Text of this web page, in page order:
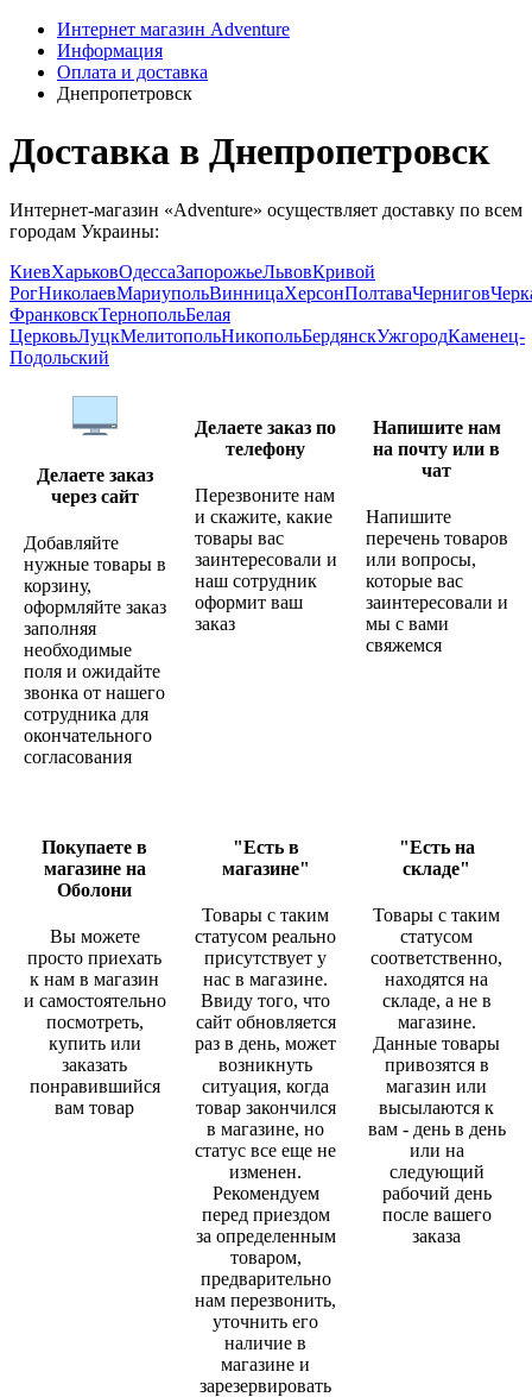
Интернет магазин Adventure
Информация
Оплата и доставка
Днепропетровск
Доставка в Днепропетровск
Интернет-магазин «Adventure» осуществляет доставку по всем
городам Украины:
КиевХарьковОдессаЗапорожьеЛьвовКривой
РогНиколаевМариупольВинницаХерсонПолтаваЧернигов
ФранковскТернопольБелая
ЦерковьЛуцкМелитопольНикопольБердянскУжгородКаменец-
Подольский
Делаете заказ
через сайт
Добавляйте
нужные товары в
корзину,
оформляйте заказ
заполняя
необходимые
поля и ожидайте
звонка от нашего
сотрудника для
окончательного
согласования
Делаете заказ по
телефону
Перезвоните нам
и скажите, какие
товары вас
заинтересовали и
наш сотрудник
оформит ваш
заказ
Напишите нам
на почту или в
чат
Напишите
перечень товаров
или вопросы,
которые вас
заинтересовали и
мы с вами
свяжемся
Покупаете в
магазине на
Оболони
Вы можете
просто приехать
к нам в магазин
и самостоятельно
посмотреть,
купить или
заказать
понравившийся
вам товар
"Есть в
магазине"
Товары с таким
статусом реально
присутствует у
нас в магазине.
Ввиду того, что
сайт обновляется
раз в день, может
возникнуть
ситуация, когда
товар закончился
в магазине, но
статус все еще не
изменен.
Рекомендуем
перед приездом
за определенным
товаром,
предварительно
нам перезвонить,
уточнить его
наличие в
магазине и
зарезервировать
"Есть на
складе"
Товары с таким
статусом
соответственно,
находятся на
складе, а не в
магазине.
Данные товары
привозятся в
магазин или
высылаются к
вам - день в день
или на
следующий
рабочий день
после вашего
заказа